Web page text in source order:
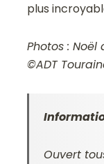
plus
Photos :
©ADT
Ouvert